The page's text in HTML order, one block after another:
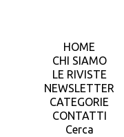
HOME
CHI SIAMO
LE RIVISTE
NEWSLETTER
CATEGORIE
CONTATTI
Cerca